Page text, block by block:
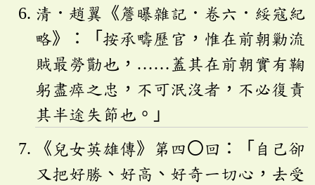
清．趙翼《簷曝雜記．卷六．綏寇紀
略》：「按承疇歷官，惟在前朝勦流
賊最勞勩也，……蓋其在前朝實有鞠
躬盡瘁之忠，不可泯沒者，不必復責
其半途失節也。」
《兒女英雄傳》第四〇回：「自己卻
又把好勝、好高、好奇一切心，去受